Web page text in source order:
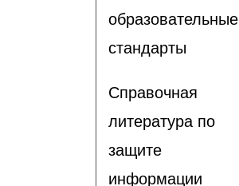
образовательные
стандарты
Справочная
литература по
защите
информации